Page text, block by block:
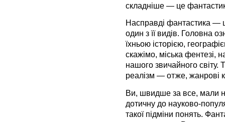
складніше — це
Насправді фантастика —
один з її видів. Головна
їхньою історією,
скажімо, міська фентезі,
нашого звичайного світу.
реалізм — отже, жанрові
Ви, швидше за все, мали
дотичну до науково-
такої підміни понять.